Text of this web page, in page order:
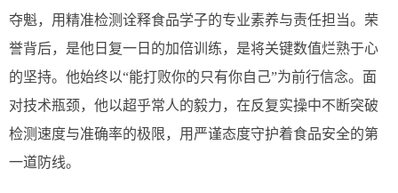
夺魁，用精准检测诠释食品学子的专业素养与责任担当。荣
誉背后，是他日复一日的加倍训练，是将关键数值烂熟于心
的坚持。他始终以“能打败你的只有你自己”为前行信念。面
对技术瓶颈，他以超乎常人的毅力，在反复实操中不断突破
检测速度与准确率的极限，用严谨态度守护着食品安全的第
一道防线。